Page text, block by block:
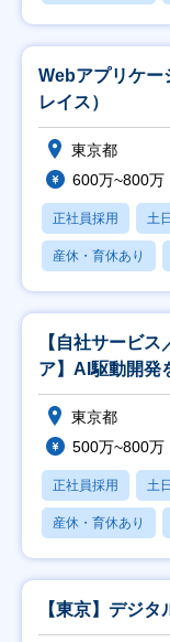
Webアプリケー
レイス）
東京都
600万~800万
正社員採用 土
産休・育休あり
【自社サービ
ア】AI駆動開発
ます！
東京都
500万~800万
正社員採用 土
産休・育休あり
【東京】デジ